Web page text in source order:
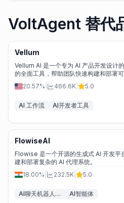
VoltAgent 替代
Vellum
Vellum AI 是一个专为 AI 产品开发设计
的全面工具，帮助团队快速构建和部署可
20.57%
466.6K 5.0
AI 工作流 AI开发者工具
FlowiseAI
Flowise 是一个开源的生成式 AI 开发平
建和部署复杂的 AI 代理系统。
18.00%
232.5K 5.0
AI聊天机器人构建工具 AI智能体